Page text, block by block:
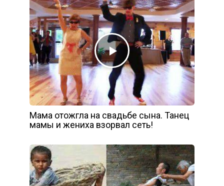
Мама отожгла на свадьбе сына. Танец
мамы и жениха взорвал сеть!